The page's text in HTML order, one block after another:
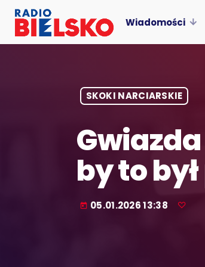
Wiadomości
SKOKI NARCIARSKIE
by to
today 05.01.2026 13:38